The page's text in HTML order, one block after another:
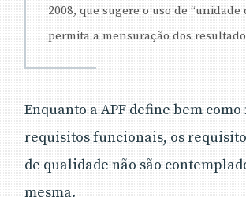
2008, que sugere o uso de “unidade
permita a mensuração dos
Enquanto a APF define bem
requisitos funcionais, os
de qualidade não são
mesma.